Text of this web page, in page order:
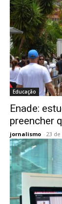
Educação
Enade:
preencher
jornalismo - 23